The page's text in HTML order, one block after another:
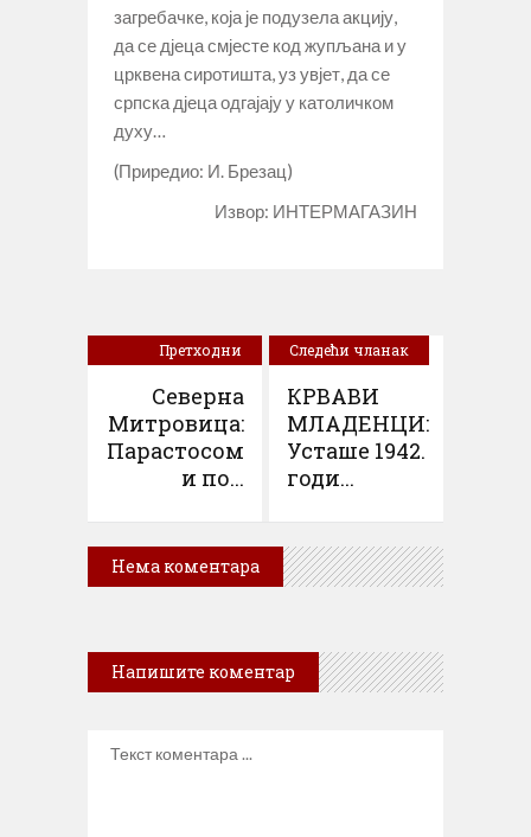
загребачке, која је подузела акцију,
да се дјеца смјесте код жупљана и у
црквена сиротишта, уз увјет, да се
српска дјеца одгајају у католичком
духу…
(Приредио: И. Брезац)
Извор: ИНТЕРМАГАЗИН
Претходни
Северна
Митровица:
Парастосом
и по...
Следећи чланак
КРВАВИ
МЛАДЕНЦИ:
Усташе 1942.
годи...
Нема коментара
Напишите коментар